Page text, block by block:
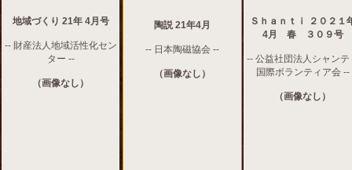
地域づくり 21年 4月号
-- 財産法人地域活性化セン
ター --
（画像なし）
陶説 21年4月
-- 日本陶磁協会 --
（画像なし）
Ｓｈａｎｔｉ ２０２１
4月 春 ３０９号
-- 公益社団法人シャンテ
国際ボランティア会 --
（画像なし）